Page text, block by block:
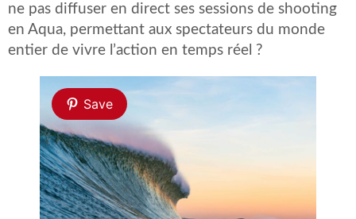
ne pas diffuser en direct ses sessions de shooting
en Aqua, permettant aux spectateurs du monde
entier de vivre l’action en temps réel ?
Save